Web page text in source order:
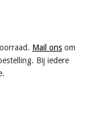
Mail ons om
Bij iedere